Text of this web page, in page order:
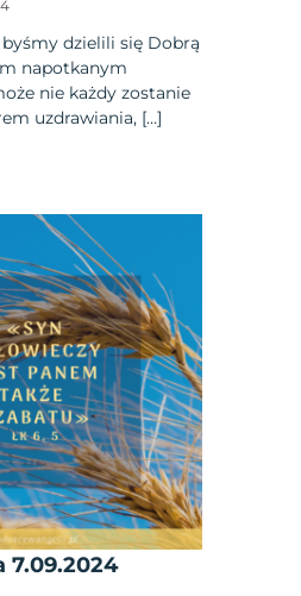
byśmy dzielili się Dobrą
napotkanym
nie każdy zostanie
uzdrawiania, […]
7.09.2024